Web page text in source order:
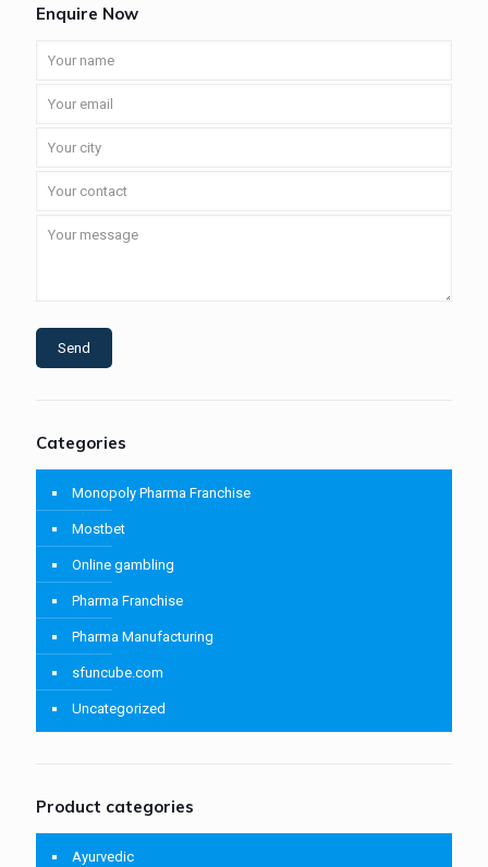
Enquire Now
Categories
Monopoly Pharma Franchise
Mostbet
Online gambling
Pharma Franchise
Pharma Manufacturing
sfuncube.com
Uncategorized
Product categories
Ayurvedic